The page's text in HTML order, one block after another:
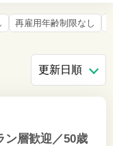
再雇用年齢制限なし
ン層歓迎／50歳